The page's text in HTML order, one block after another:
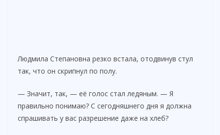
Людмила Степановна резко встала, отодвинув стул
так, что он скрипнул по полу.
— Значит, так, — её голос стал ледяным. — Я
правильно понимаю? С сегодняшнего дня я должна
спрашивать у вас разрешение даже на хлеб?